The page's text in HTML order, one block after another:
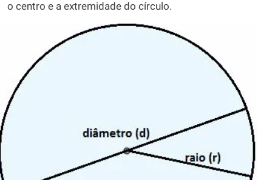
o centro e a extremidade do círculo.